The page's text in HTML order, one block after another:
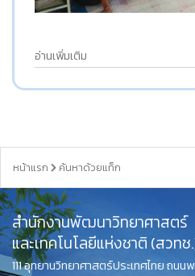
อ่านเพิ่มเติม
หน้าแรก ค้นหาด้วยแท็ก
สำนักงานพัฒนาวิทยาศาสตร์
และเทคโนโลยีแห่งชาติ (สวทช
111 อุทยานวิทยาศาสตร์ประเทศไทย ถนน